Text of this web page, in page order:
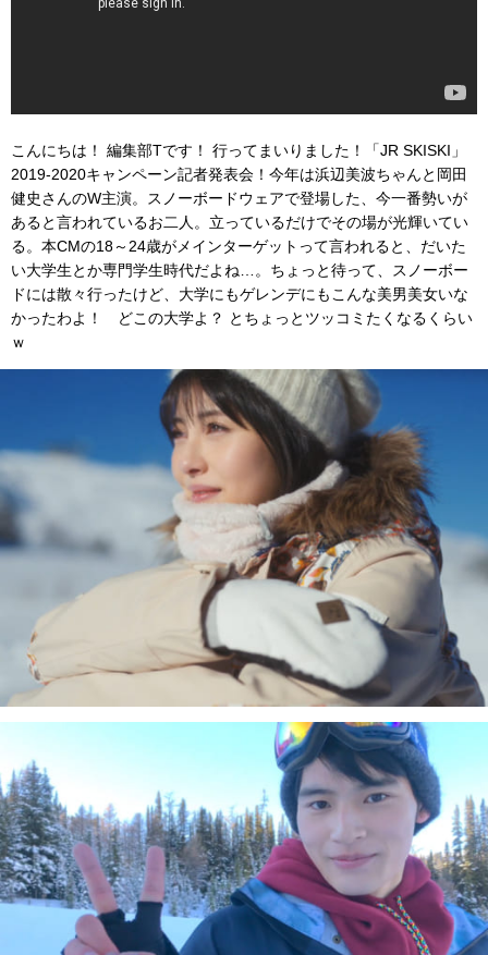
こんにちは！ 編集部Tです！ 行ってまいりました！「JR SKISKI」
2019-2020キャンペーン記者発表会！今年は浜辺美波ちゃんと岡田
健史さんのW主演。スノーボードウェアで登場した、今一番勢いが
あると言われているお二人。立っているだけでその場が光輝いてい
る。本CMの18～24歳がメインターゲットって言われると、だいた
い大学生とか専門学生時代だよね…。ちょっと待って、スノーボー
ドには散々行ったけど、大学にもゲレンデにもこんな美男美女いな
かったわよ！ どこの大学よ？ とちょっとツッコミたくなるくらい
ｗ